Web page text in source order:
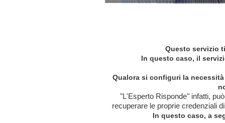
Questo servizio
In questo caso, il
Qualora si configuri la
"L'Esperto Risponde" infatti,
recuperare le proprie credenziali
In questo caso, a